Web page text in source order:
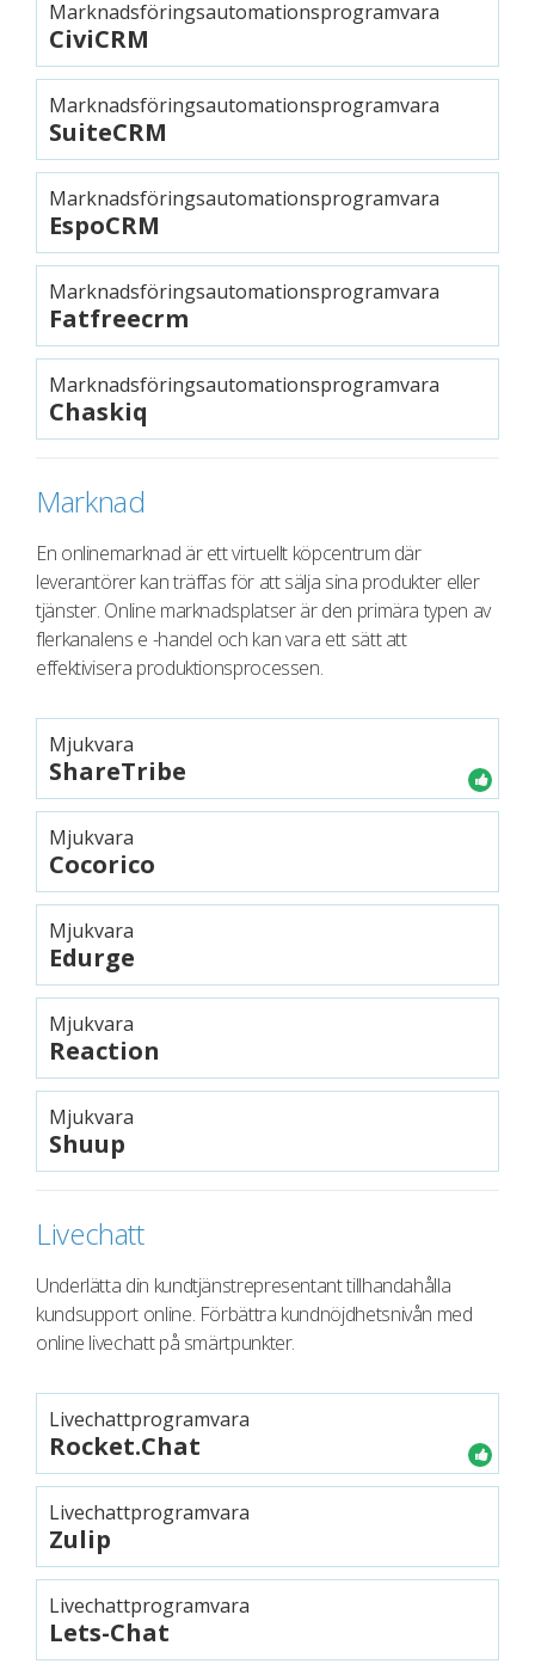
Marknadsföringsautomationsprogramvara
CiviCRM
Marknadsföringsautomationsprogramvara
SuiteCRM
Marknadsföringsautomationsprogramvara
EspoCRM
Marknadsföringsautomationsprogramvara
Fatfreecrm
Marknadsföringsautomationsprogramvara
Chaskiq
Marknad
En onlinemarknad är ett virtuellt köpcentrum där
leverantörer kan träffas för att sälja sina produkter eller
tjänster. Online marknadsplatser är den primära typen av
flerkanalens e -handel och kan vara ett sätt att
effektivisera produktionsprocessen.
Mjukvara
ShareTribe
Mjukvara
Cocorico
Mjukvara
Edurge
Mjukvara
Reaction
Mjukvara
Shuup
Livechatt
Underlätta din kundtjänstrepresentant tillhandahålla
kundsupport online. Förbättra kundnöjdhetsnivån med
online livechatt på smärtpunkter.
Livechattprogramvara
Rocket.Chat
Livechattprogramvara
Zulip
Livechattprogramvara
Lets-Chat